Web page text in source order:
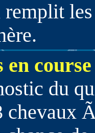
les
en course
du
chevaux